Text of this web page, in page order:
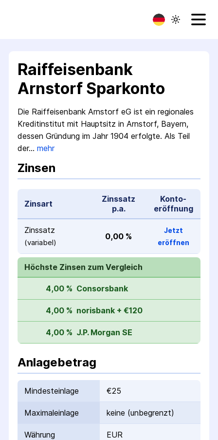
Raiffeisenbank
Arnstorf Sparkonto
Die Raiffeisenbank Arnstorf eG ist ein regionales
Kredit­institut mit Hauptsitz in Arnstorf, Bayern,
dessen Gründung im Jahr 1904 erfolgte. Als Teil
der… mehr
Zinsen
Zinsart
Zinssatz
p.a.
Konto­
eröffnung
Zinssatz
(variabel)
0,00 %
Jetzt
eröffnen
Höchste Zinsen zum Vergleich
4,00 % Consorsbank
4,00 % norisbank + €120
4,00 % J.P. Morgan SE
Anlagebetrag
Mindesteinlage €25
Maximaleinlage keine (unbegrenzt)
Währung EUR